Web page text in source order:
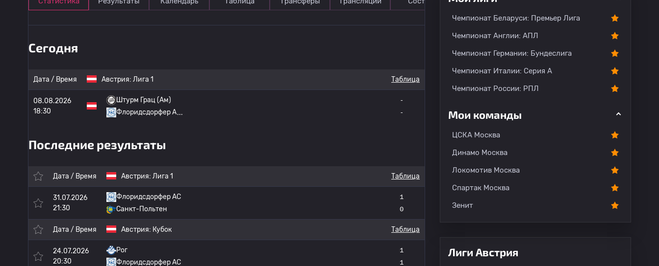
Сегодня
Дата / Время Австрия: Лига 1 Таблица
08.08.2026
18:30
Штурм Грац (Ам)
Флоридсдорфер А
-
-
Последние результаты
Дата / Время Австрия: Лига 1 Таблица
31.07.2026
21:30
Флоридсдорфер АС
Санкт-Польтен
1
0
Дата / Время Австрия: Кубок Таблица
24.07.2026
20:30
Рог
Флоридсдорфер АС
1
1
Чемпионат Беларуси: Премьер Лига
Чемпионат Англии: АПЛ
Чемпионат Германии: Бундеслига
Чемпионат Италии: Серия А
Чемпионат России: РПЛ
Мои команды
ЦСКА Москва
Динамо Москва
Локомотив Москва
Спартак Москва
Зенит
Лиги Австрия